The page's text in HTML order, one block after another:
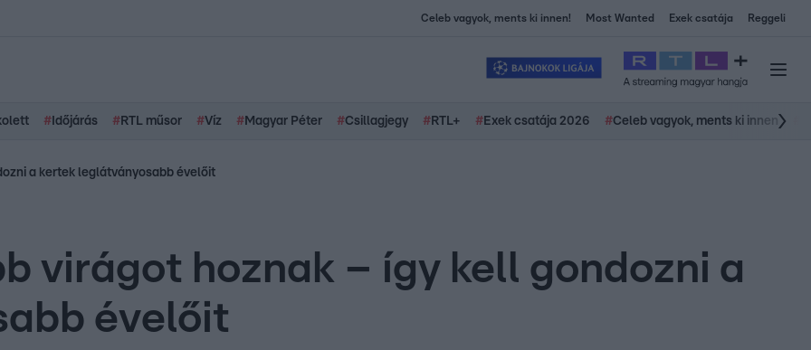
Celeb vagyok, ments ki innen! Most Wanted Exek csatája Reggeli
# Időjárás # RTL műsor #Víz # Magyar Péter #Csillagjegy # RTL+ # Exek csatája 2026 #Celeb vagyok, ments ki innen
a kertek leglátványosabb évelőit
virágot hoznak – így kell gondozni a
évelőit